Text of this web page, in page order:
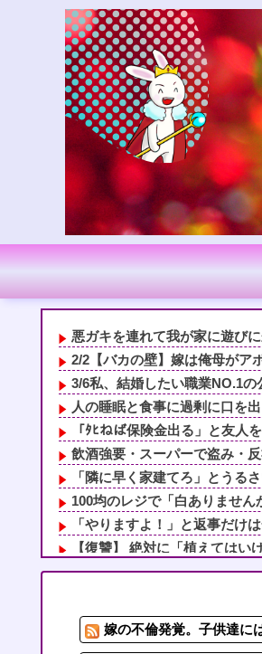
悪ガキを連れて我が家に遊び
2/2【バカの壁】嫁は俺母がア
3/6私、結婚したい職業NO.1
人の睡眠と食事に過剰に口を
「ﾀﾋねば保険金出る」と友人
飲酒強要・スーパーで盗み・
「隣に早く家建てろ」とうる
100均のレジで「白ありませ
「やりますよ！」と返事だけ
【復讐】 絶対に「植えては
トメ「この子は義実家の顔じ
2/6私、結婚したい職業NO.1
ウトの還暦祝いにホテル食事
嫁の不倫発覚。子供達に